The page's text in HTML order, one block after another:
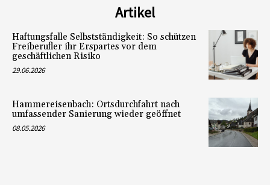
Artikel
Haftungsfalle Selbstständigkeit: So schützen
Freiberufler ihr Erspartes vor dem
geschäftlichen Risiko
29.06.2026
Hammereisenbach: Ortsdurchfahrt nach
umfassender Sanierung wieder geöffnet
08.05.2026